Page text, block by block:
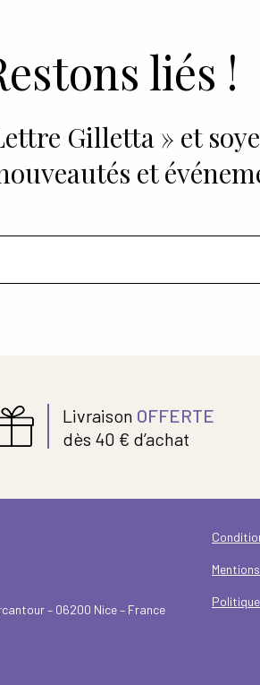
liés !
Gilletta » et
et
Livraison OFFERTE
dès 40 € d’achat
– 06200 Nice – France